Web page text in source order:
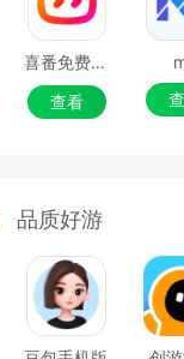
喜番免费短剧
查看
品质好游